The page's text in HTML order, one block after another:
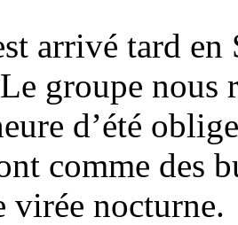
arrivé tard
groupe
d’été
comme des
virée nocturne.